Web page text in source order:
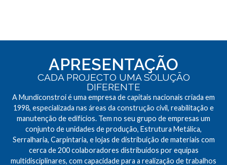
APRESENTAÇÃO
CADA PROJECTO UMA SOLUÇÃO
DIFERENTE
A Mundiconstroi é uma empresa de capitais nacionais criada em
1998, especializada nas áreas da construção civil, reabilitação e
manutenção de edifícios. Tem no seu grupo de empresas um
conjunto de unidades de produção, Estrutura Metálica,
Serralharia, Carpintaria, e lojas de distribuição de materiais com
cerca de 200 colaboradores distribuídos por equipas
multidisciplinares, com capacidade para a realização de trabalhos